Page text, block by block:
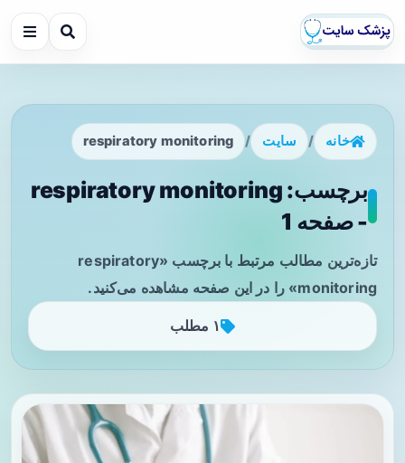
خانه / سایت /
respiratory monitoring
برچسب: respiratory monitoring
- صفحه 1
تازه‌ترین مطالب مرتبط با برچسب «respiratory
monitoring» را در این صفحه مشاهده می‌کنید.
۱ مطلب